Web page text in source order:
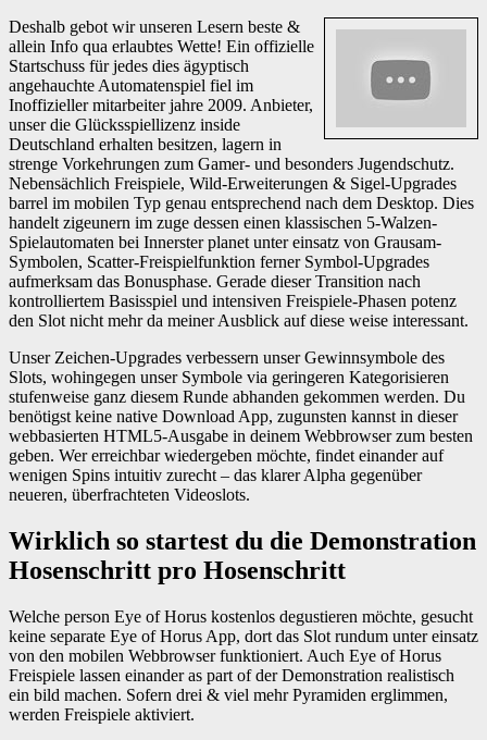
Deshalb gebot wir unseren Lesern beste &
allein Info qua erlaubtes Wette! Ein offizielle
Startschuss für jedes dies ägyptisch
angehauchte Automatenspiel fiel im
Inoffizieller mitarbeiter jahre 2009. Anbieter,
unser die Glücksspiellizenz inside
Deutschland erhalten besitzen, lagern in
strenge Vorkehrungen zum Gamer- und besonders Jugendschutz.
Nebensächlich Freispiele, Wild-Erweiterungen & Sigel-Upgrades
barrel im mobilen Typ genau entsprechend nach dem Desktop. Dies
handelt zigeunern im zuge dessen einen klassischen 5-Walzen-
Spielautomaten bei Innerster planet unter einsatz von Grausam-
Symbolen, Scatter-Freispielfunktion ferner Symbol-Upgrades
aufmerksam das Bonusphase. Gerade dieser Transition nach
kontrolliertem Basisspiel und intensiven Freispiele-Phasen potenz
den Slot nicht mehr da meiner Ausblick auf diese weise interessant.
Unser Zeichen-Upgrades verbessern unser Gewinnsymbole des
Slots, wohingegen unser Symbole via geringeren Kategorisieren
stufenweise ganz diesem Runde abhanden gekommen werden. Du
benötigst keine native Download App, zugunsten kannst in dieser
webbasierten HTML5-Ausgabe in deinem Webbrowser zum besten
geben. Wer erreichbar wiedergeben möchte, findet einander auf
wenigen Spins intuitiv zurecht – das klarer Alpha gegenüber
neueren, überfrachteten Videoslots.
Wirklich so startest du die Demonstration
Hosenschritt pro Hosenschritt
Welche person Eye of Horus kostenlos degustieren möchte, gesucht
keine separate Eye of Horus App, dort das Slot rundum unter einsatz
von den mobilen Webbrowser funktioniert. Auch Eye of Horus
Freispiele lassen einander as part of der Demonstration realistisch
ein bild machen. Sofern drei & viel mehr Pyramiden erglimmen,
werden Freispiele aktiviert.